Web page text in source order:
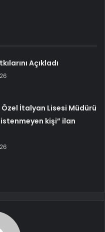
Açıkladı
İtalyan Lisesi Müdürü
kişi” ilan